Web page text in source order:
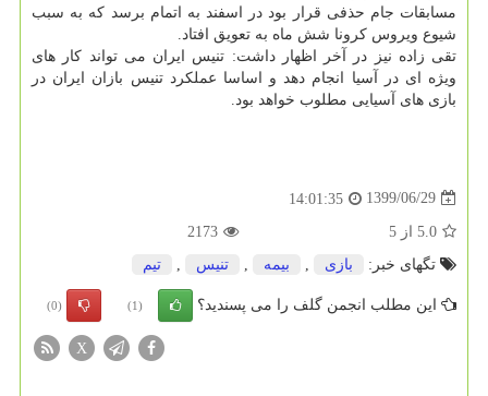
مسابقات جام حذفی قرار بود در اسفند به اتمام برسد که به سبب
شیوع ویروس کرونا شش ماه به تعویق افتاد.
تقی زاده نیز در آخر اظهار داشت: تنیس ایران می تواند کار های
ویژه ای در آسیا انجام دهد و اساسا عملکرد تنیس بازان ایران در
بازی های آسیایی مطلوب خواهد بود.
1399/06/29
14:01:35
5.0 از 5
2173
تگهای خبر:
بازی بیمه تنیس تیم
این مطلب انجمن گلف را می پسندید؟ (1)
(0)
X